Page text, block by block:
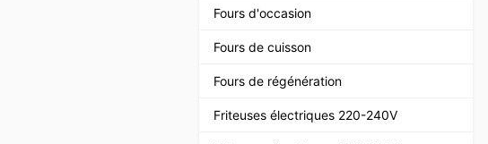
Fours d'occasion
Fours de cuisson
Fours de régénération
Friteuses électriques 220-240V